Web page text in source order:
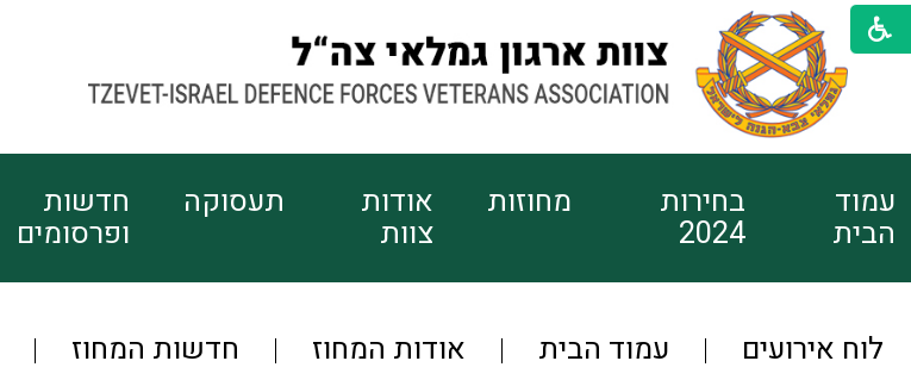
עמוד
הבית
בחירות
2024
מחוזות אודות
צוות
תעסוקה חדשות
ופרסומים
לוח אירועים עמוד הבית אודות המחוז חדשות המחוז